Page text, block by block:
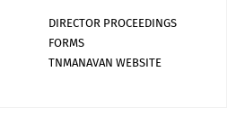
DIRECTOR PROCEEDINGS
FORMS
TNMANAVAN WEBSITE